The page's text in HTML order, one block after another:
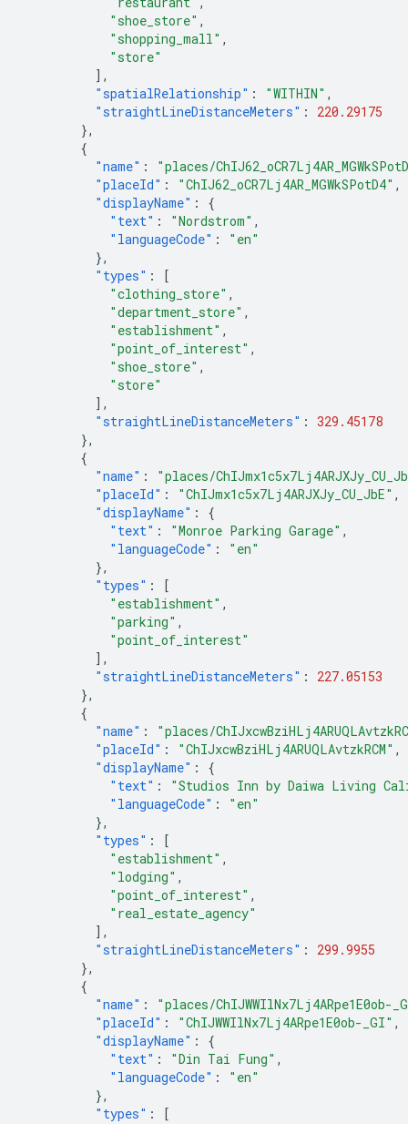
"shoe_store" ,
"shopping_mall" ,
"store"
],
"spatialRelationship" : "WITHIN" ,
"straightLineDistanceMeters" :
220.29175
},
{
"name" :
"places/
"placeId" : "ChIJ62_oCR7Lj4AR_MGWkSPotD4" ,
"displayName" :
{
"text" : "Nordstrom" ,
"languageCode" :
"en"
},
"types" :
[
"clothing_store" ,
"department_store" ,
"establishment" ,
"point_of_interest" ,
"shoe_store" ,
"store"
],
"straightLineDistanceMeters" : 329.45178
},
{
"name" :
"places/
"placeId" : "ChIJmx1c5x7Lj4ARJXJy_CU_JbE" ,
"displayName" :
{
"text" : "Monroe Parking Garage" ,
"languageCode" :
"en"
},
"types" :
[
"establishment" ,
"parking" ,
"point_of_interest"
],
"straightLineDistanceMeters" :
227.05153
},
{
"name" :
"places/
"placeId" : "ChIJxcwBziHLj4ARUQLAvtzkRCM" ,
"displayName" :
{
"text" :
"Studios Inn by Daiwa Living
"languageCode" :
"en"
},
"types" :
[
"establishment" ,
"lodging" ,
"point_of_interest" ,
"real_estate_agency"
],
"straightLineDistanceMeters" :
299.9955
},
{
"name" :
"places/ChIJWWIlNx7Lj4ARpe1E0ob-
"placeId" : "ChIJWWIlNx7Lj4ARpe1E0ob-_GI" ,
"displayName" :
{
"text" : "Din Tai Fung" ,
"languageCode" :
"en"
},
"types" :
[